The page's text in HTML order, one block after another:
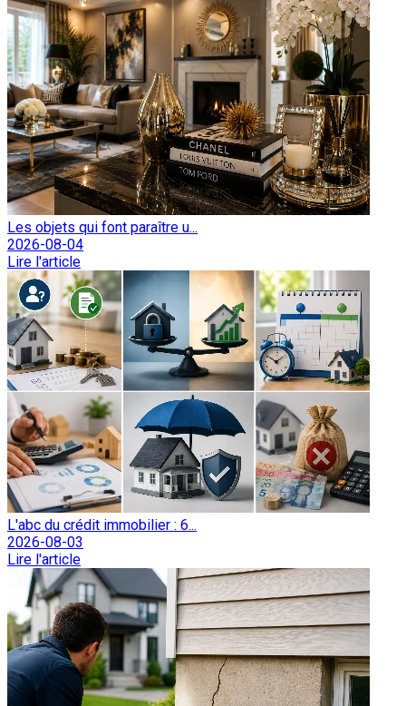
Les objets qui font paraître u...
2026-08-04
Lire l'article
L'abc du crédit immobilier : 6...
2026-08-03
Lire l'article